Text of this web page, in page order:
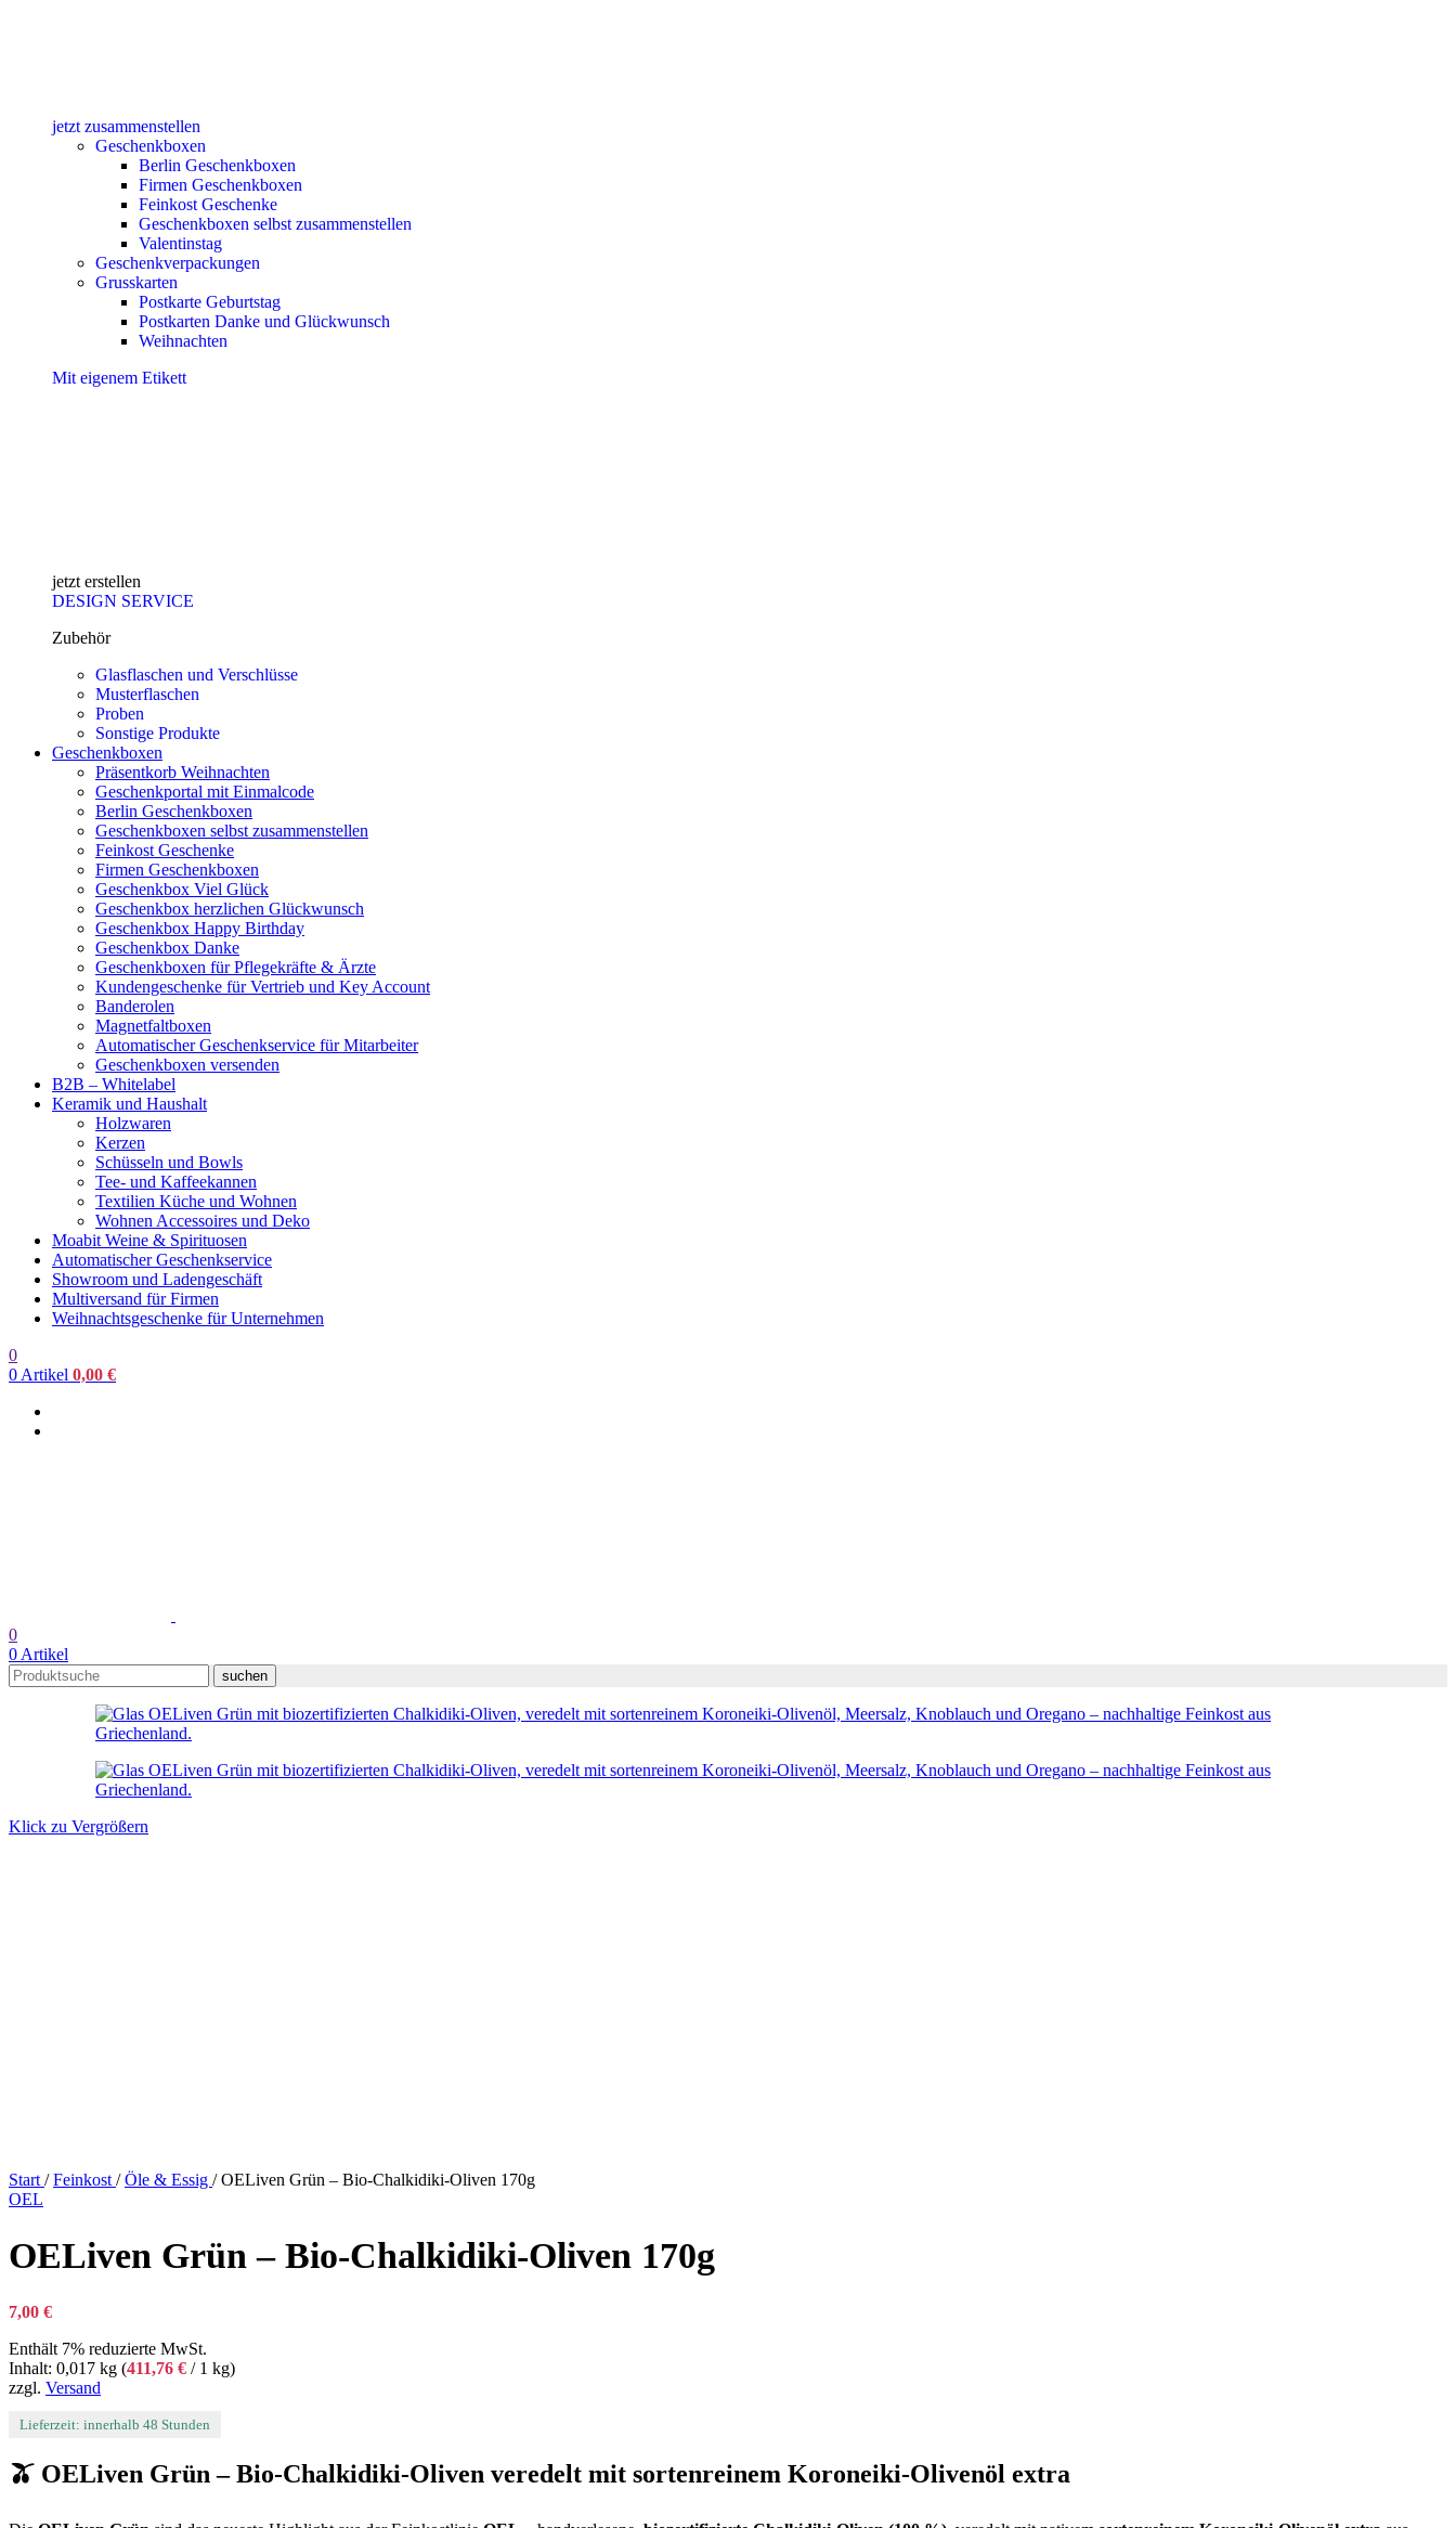
jetzt zusammenstellen
Geschenkboxen
Berlin Geschenkboxen
Firmen Geschenkboxen
Feinkost Geschenke
Geschenkboxen selbst zusammenstellen
Valentinstag
Geschenkverpackungen
Grusskarten
Postkarte Geburtstag
Postkarten Danke und Glückwunsch
Weihnachten
Mit eigenem Etikett
jetzt erstellen
DESIGN SERVICE
Zubehör
Glasflaschen und Verschlüsse
Musterflaschen
Proben
Sonstige Produkte
Geschenkboxen
Präsentkorb Weihnachten
Geschenkportal mit Einmalcode
Berlin Geschenkboxen
Geschenkboxen selbst zusammenstellen
Feinkost Geschenke
Firmen Geschenkboxen
Geschenkbox Viel Glück
Geschenkbox herzlichen Glückwunsch
Geschenkbox Happy Birthday
Geschenkbox Danke
Geschenkboxen für Pflegekräfte & Ärzte
Kundengeschenke für Vertrieb und Key Account
Banderolen
Magnetfaltboxen
Automatischer Geschenkservice für Mitarbeiter
Geschenkboxen versenden
B2B – Whitelabel
Keramik und Haushalt
Holzwaren
Kerzen
Schüsseln und Bowls
Tee- und Kaffeekannen
Textilien Küche und Wohnen
Wohnen Accessoires und Deko
Moabit Weine & Spirituosen
Automatischer Geschenkservice
Showroom und Ladengeschäft
Multiversand für Firmen
Weihnachtsgeschenke für Unternehmen
0
0 Artikel 0,00 €
0
0 Artikel
suchen
Klick zu Vergrößern
Start / Feinkost / Öle & Essig / OELiven Grün – Bio-Chalkidiki-Oliven 170g
OEL
OELiven Grün – Bio-Chalkidiki-Oliven 170g
7,00 €
Enthält 7% reduzierte MwSt.
Inhalt: 0,017 kg (411,76 € / 1 kg)
zzgl. Versand
Lieferzeit: innerhalb 48 Stunden
🫒 OELiven Grün – Bio-Chalkidiki-Oliven veredelt mit sortenreinem Koroneiki-Olivenöl extra